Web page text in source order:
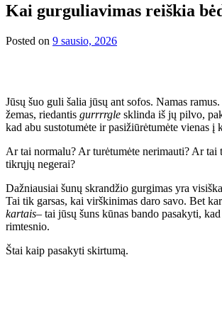
Kai gurguliavimas reiškia
Posted on 9 sausio, 2026
Jūsų šuo guli šalia jūsų ant sofos. Namas
žemas, riedantis gurrrrgle sklinda iš jų pilvo,
kad abu sustotumėte ir pasižiūrėtumėte vienas į
Ar tai normalu? Ar turėtumėte nerimauti? Ar tai
tikrųjų negerai?
Dažniausiai šunų skrandžio gurgimas yra
Tai tik garsas, kai virškinimas daro savo. Bet
kartais– tai jūsų šuns kūnas bando pasakyti,
rimtesnio.
Štai kaip pasakyti skirtumą.